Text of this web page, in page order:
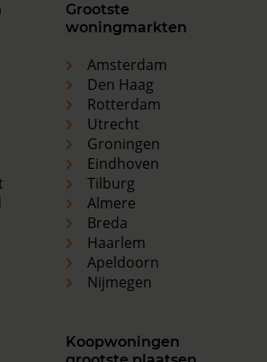
Grootste
woningmarkten
Amsterdam
Den Haag
Rotterdam
Utrecht
Groningen
Eindhoven
Tilburg
Almere
Breda
Haarlem
Apeldoorn
Nijmegen
Koopwoningen